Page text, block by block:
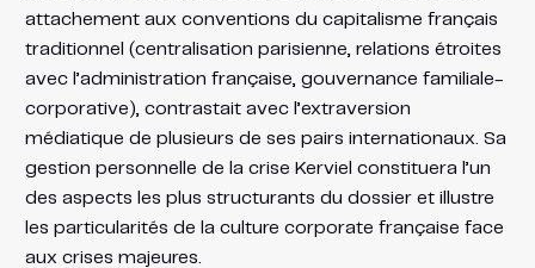
attachement aux conventions du capitalisme français
traditionnel (centralisation parisienne, relations étroites
avec l’administration française, gouvernance familiale-
corporative), contrastait avec l’extraversion
médiatique de plusieurs de ses pairs internationaux. Sa
gestion personnelle de la crise Kerviel constituera l’un
des aspects les plus structurants du dossier et illustre
les particularités de la culture corporate française face
aux crises majeures.